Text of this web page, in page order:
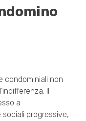
condominiali non
Il
a
progressive,